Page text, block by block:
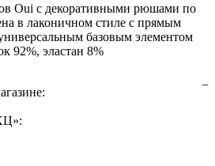
Oui с декоративными рюшами по
в лаконичном стиле с прямым
базовым элементом
92%, эластан 8%